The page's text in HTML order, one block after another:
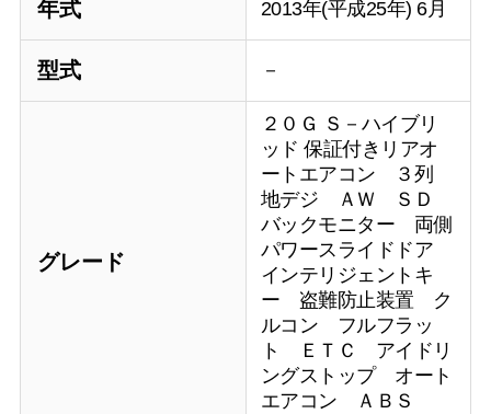
年式 2013年(平成25年) 6月
型式 －
グレード
２０Ｇ Ｓ－ハイブリ
ッド 保証付きリアオ
ートエアコン ３列
地デジ ＡＷ ＳＤ
バックモニター 両側
パワースライドドア
インテリジェントキ
ー 盗難防止装置 ク
ルコン フルフラッ
ト ＥＴＣ アイドリ
ングストップ オート
エアコン ＡＢＳ